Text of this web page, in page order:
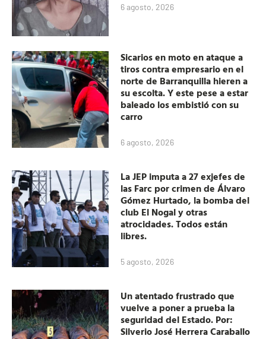
6 agosto, 2026
Sicarios en moto en ataque a
tiros contra empresario en el
norte de Barranquilla hieren a
su escolta. Y este pese a estar
baleado los embistió con su
carro
6 agosto, 2026
La JEP imputa a 27 exjefes de
las Farc por crimen de Álvaro
Gómez Hurtado, la bomba del
club El Nogal y otras
atrocidades. Todos están
libres.
5 agosto, 2026
Un atentado frustrado que
vuelve a poner a prueba la
seguridad del Estado. Por:
Silverio José Herrera Caraballo